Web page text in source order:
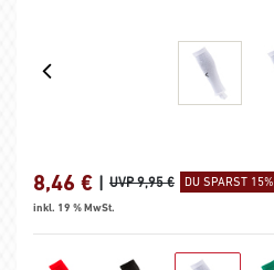
8,46 € | UVP 9,95 € DU SPARST 15%
inkl. 19 % MwSt.